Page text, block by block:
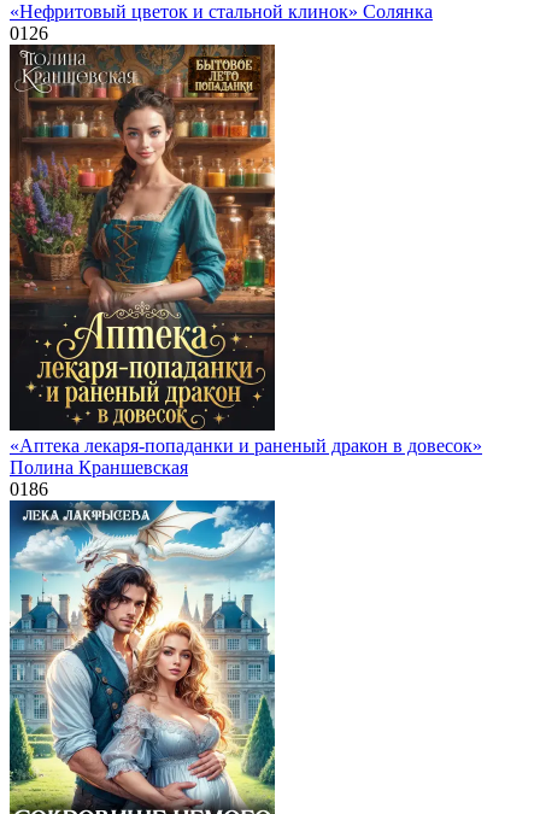
«Нефритовый цветок и стальной клинок» Солянка
0126
«Аптека лекаря-попаданки и раненый дракон в довесок»
Полина Краншевская
0186